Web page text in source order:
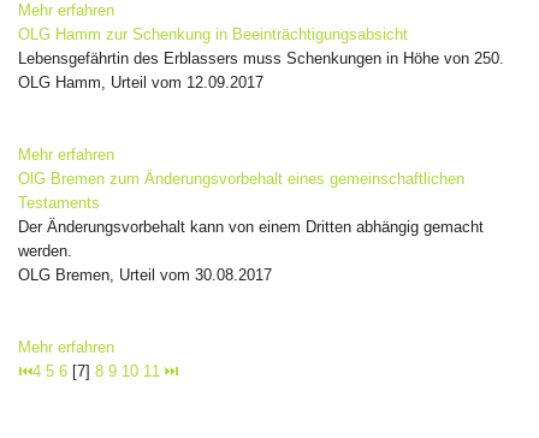
Mehr erfahren
OLG Hamm zur Schenkung in Beeinträchtigungsabsicht
Lebensgefährtin des Erblassers muss Schenkungen in Höhe von 250.
OLG Hamm, Urteil vom 12.09.2017
Mehr erfahren
OlG Bremen zum Änderungsvorbehalt eines gemeinschaftlichen
Testaments
Der Änderungsvorbehalt kann von einem Dritten abhängig gemacht
werden.
OLG Bremen, Urteil vom 30.08.2017
Mehr erfahren
⏮4 5 6 [7] 8 9 10 11 ⏭